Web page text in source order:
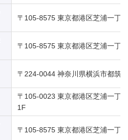
〒105-8575 東京都港区芝浦一丁
〒105-8575 東京都港区芝浦一丁
〒224-0044 神奈川県横浜市都筑
〒105-0023 東京都港区芝浦一丁
1F
〒105-8575 東京都港区芝浦一丁